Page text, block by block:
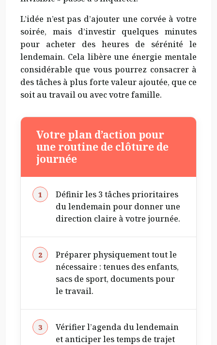
L’idée n’est pas d’ajouter une corvée à votre
soirée, mais d’investir quelques minutes
pour acheter des heures de sérénité le
lendemain. Cela libère une énergie mentale
considérable que vous pourrez consacrer à
des tâches à plus forte valeur ajoutée, que ce
soit au travail ou avec votre famille.
Votre plan d’action pour
une routine de clôture de
journée
Définir les 3 tâches prioritaires
du lendemain pour donner une
direction claire à votre journée.
Préparer physiquement tout le
nécessaire : tenues des enfants,
sacs de sport, documents pour
le travail.
Vérifier l’agenda du lendemain
et anticiper les temps de trajet